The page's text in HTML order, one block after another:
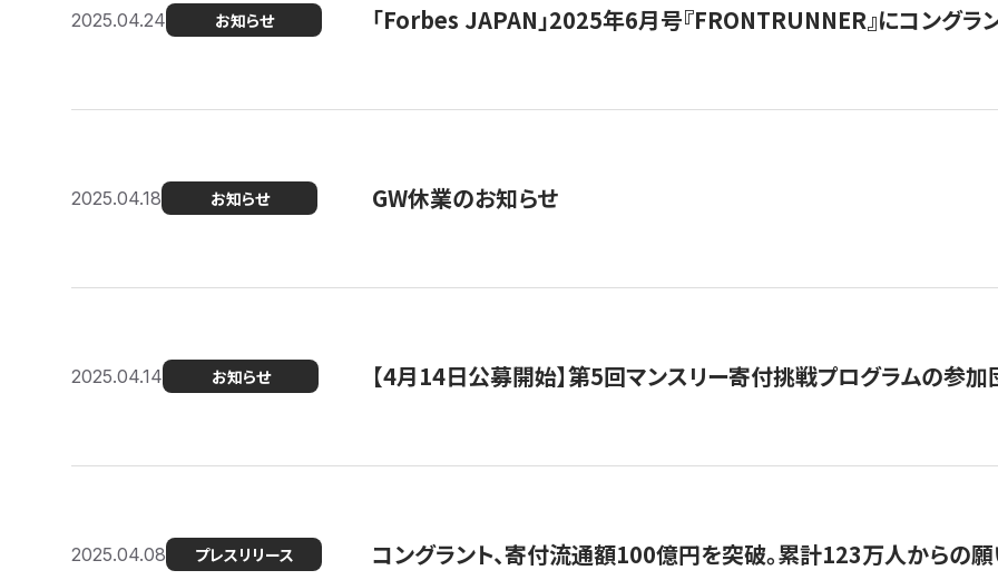
2025.04.24 お知らせ 「Forbes JAPAN」2025年6月号『FRONTRUNNER』にコングラ
2025.04.18 お知らせ GW休業のお知らせ
2025.04.14 お知らせ 【4月14日公募開始】第5回マンスリー寄付挑戦プログラムの参
2025.04.08 プレスリリース コングラント、寄付流通額100億円を突破。累計123万人からの